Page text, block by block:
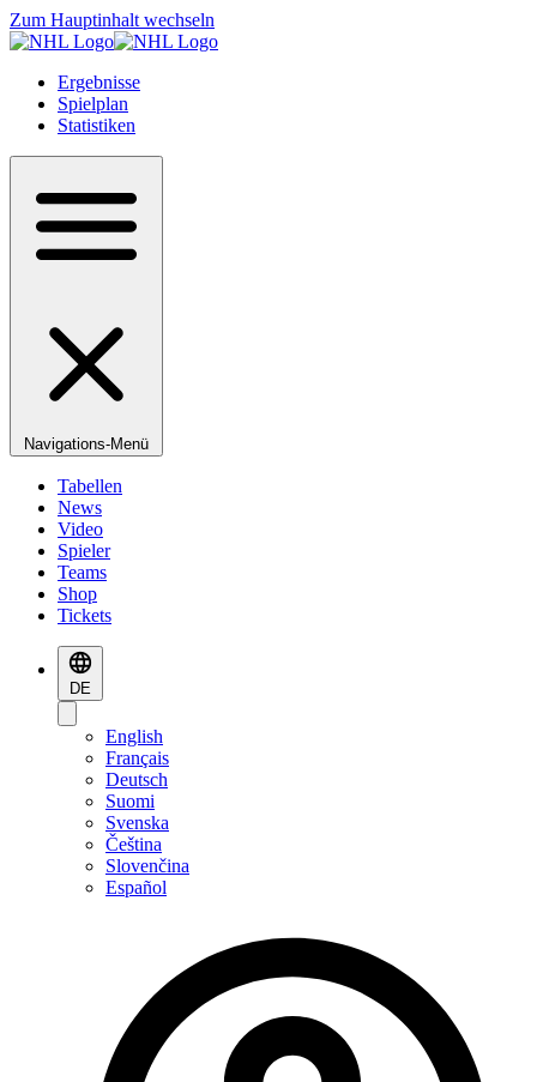
Zum Hauptinhalt wechseln
Ergebnisse
Spielplan
Statistiken
Navigations-Menü
Tabellen
News
Video
Spieler
Teams
Shop
Tickets
DE
English
Français
Deutsch
Suomi
Svenska
Čeština
Slovenčina
Español